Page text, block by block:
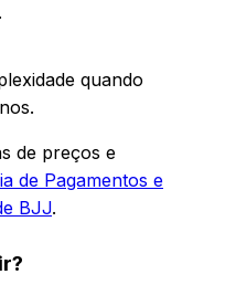
quando
de preços e
de Pagamentos e
BJJ.